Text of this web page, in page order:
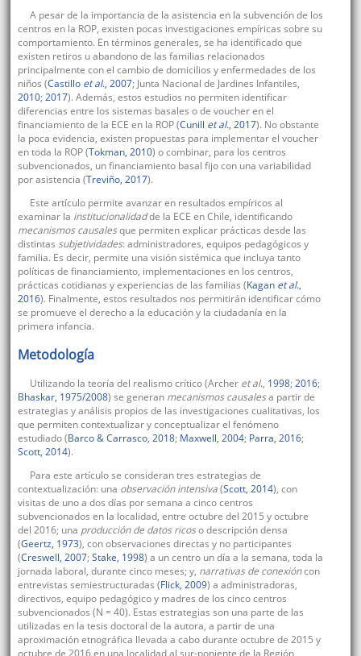
A pesar de la importancia de la asistencia en la subvención de los
centros en la ROP, existen pocas investigaciones empíricas sobre su
comportamiento. En términos generales, se ha identificado que
existen retiros u abandono de las familias relacionados
principalmente con el cambio de domicilios y enfermedades de los
niños (Castillo et al., 2007; Junta Nacional de Jardines Infantiles,
2010; 2017). Además, estos estudios no permiten identificar
diferencias entre los sistemas basales o de voucher en el
financiamiento de la ECE en la ROP (Cunill et al., 2017). No obstante
la poca evidencia, existen propuestas para implementar el voucher
en toda la ROP (Tokman, 2010) o combinar, para los centros
subvencionados, un financiamiento basal fijo con una variabilidad
por asistencia (Treviño, 2017).
Este artículo permite avanzar en resultados empíricos al
examinar la institucionalidadde la ECE en Chile, identificando
mecanismos causalesque permiten explicar prácticas desde las
distintas subjetividades: administradores, equipos pedagógicos y
familia. Es decir, permite una visión sistémica que incluya tanto
políticas de financiamiento, implementaciones en los centros,
prácticas cotidianas y experiencias de las familias (Kagan et al.,
2016). Finalmente, estos resultados nos permitirán identificar cómo
se promueve el derecho a la educación y la ciudadanía en la
primera infancia.
Metodología
Utilizando la teoría del realismo crítico (Archer et al., 1998; 2016;
Bhaskar, 1975/2008) se generanmecanismos causalesa partir de
estrategias y análisis propios de las investigaciones cualitativas, los
que permiten contextualizar y conceptualizar el fenómeno
estudiado (Barco & Carrasco, 2018; Maxwell, 2004; Parra, 2016;
Scott, 2014).
Para este artículo se consideran tres estrategias de
contextualización: una observación intensiva(Scott, 2014), con
visitas de uno a dos días por semana a cinco centros
subvencionados en la localidad, entre octubre del 2015 y octubre
del 2016; una producción de datos ricoso descripción densa
(Geertz, 1973), con observaciones directas y no participantes
(Creswell, 2007; Stake, 1998) a un centro un día a la semana, toda la
jornada laboral, durante cinco meses; y, narrativas de conexióncon
entrevistas semiestructuradas (Flick, 2009) a administradoras,
directivos, equipo pedagógico y madres de los cinco centros
subvencionados (N = 40). Estas estrategias son una parte de las
utilizadas en la tesis doctoral de la autora, a partir de una
aproximación etnográfica llevada a cabo durante octubre de 2015 y